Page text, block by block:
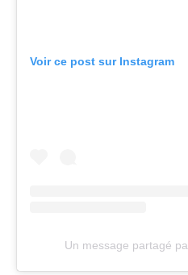
Voir ce post sur Instagram
Un message partagé